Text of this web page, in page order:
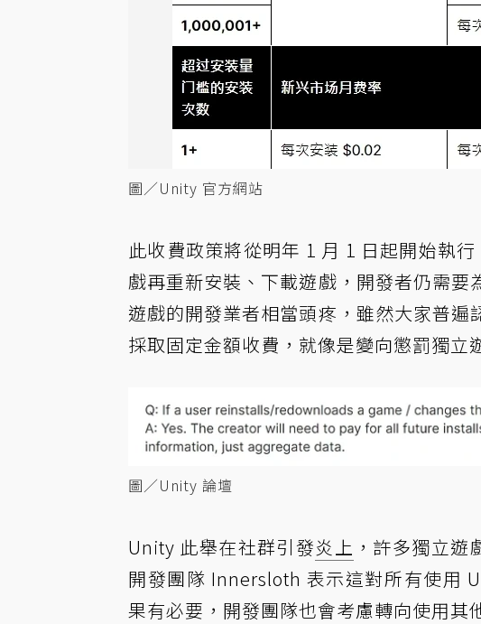
圖／Unity 官方網站
此收費政策將從明年 1 月 1 日起開始執
戲再重新安裝、下載遊戲，開發者仍需
遊戲的開發業者相當頭疼，雖然大家普
採取固定金額收費，就像是變向懲罰獨立
圖／Unity 論壇
Unity 此舉在社群引發炎上 ，許多獨立
開發團隊 Innersloth 表示這對所有使用
果有必要，開發團隊也會考慮轉向使用其